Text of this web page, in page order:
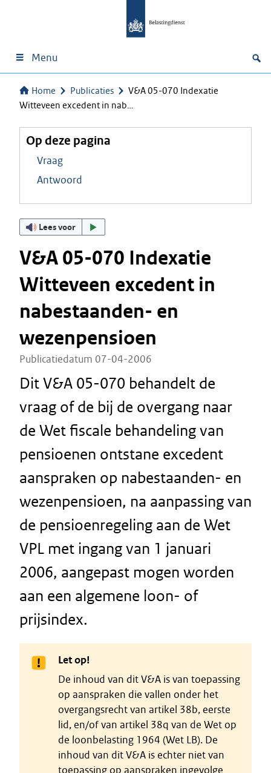
Menu
Home Publicaties
V&A 05-070 Indexatie
Witteveen excedent in nab…
Op deze pagina
Vraag
Antwoord
Lees voor
V&A 05-070 Indexatie
Witteveen excedent in
nabestaanden- en
wezenpensioen
Publicatiedatum 07-04-2006
Dit V&A 05-070 behandelt de
vraag of de bij de overgang naar
de Wet fiscale behandeling van
pensioenen ontstane excedent
aanspraken op nabestaanden- en
wezenpensioen, na aanpassing van
de pensioenregeling aan de Wet
VPL met ingang van 1 januari
2006, aangepast mogen worden
aan een algemene loon- of
prijsindex.
Let op!
De inhoud van dit V&A is van toepassing
op aanspraken die vallen onder het
overgangsrecht van artikel 38b, eerste
lid, en/of van artikel 38q van de Wet op
de loonbelasting 1964 (Wet LB). De
inhoud van dit V&A is echter niet van
toepassing op aanspraken ingevolge